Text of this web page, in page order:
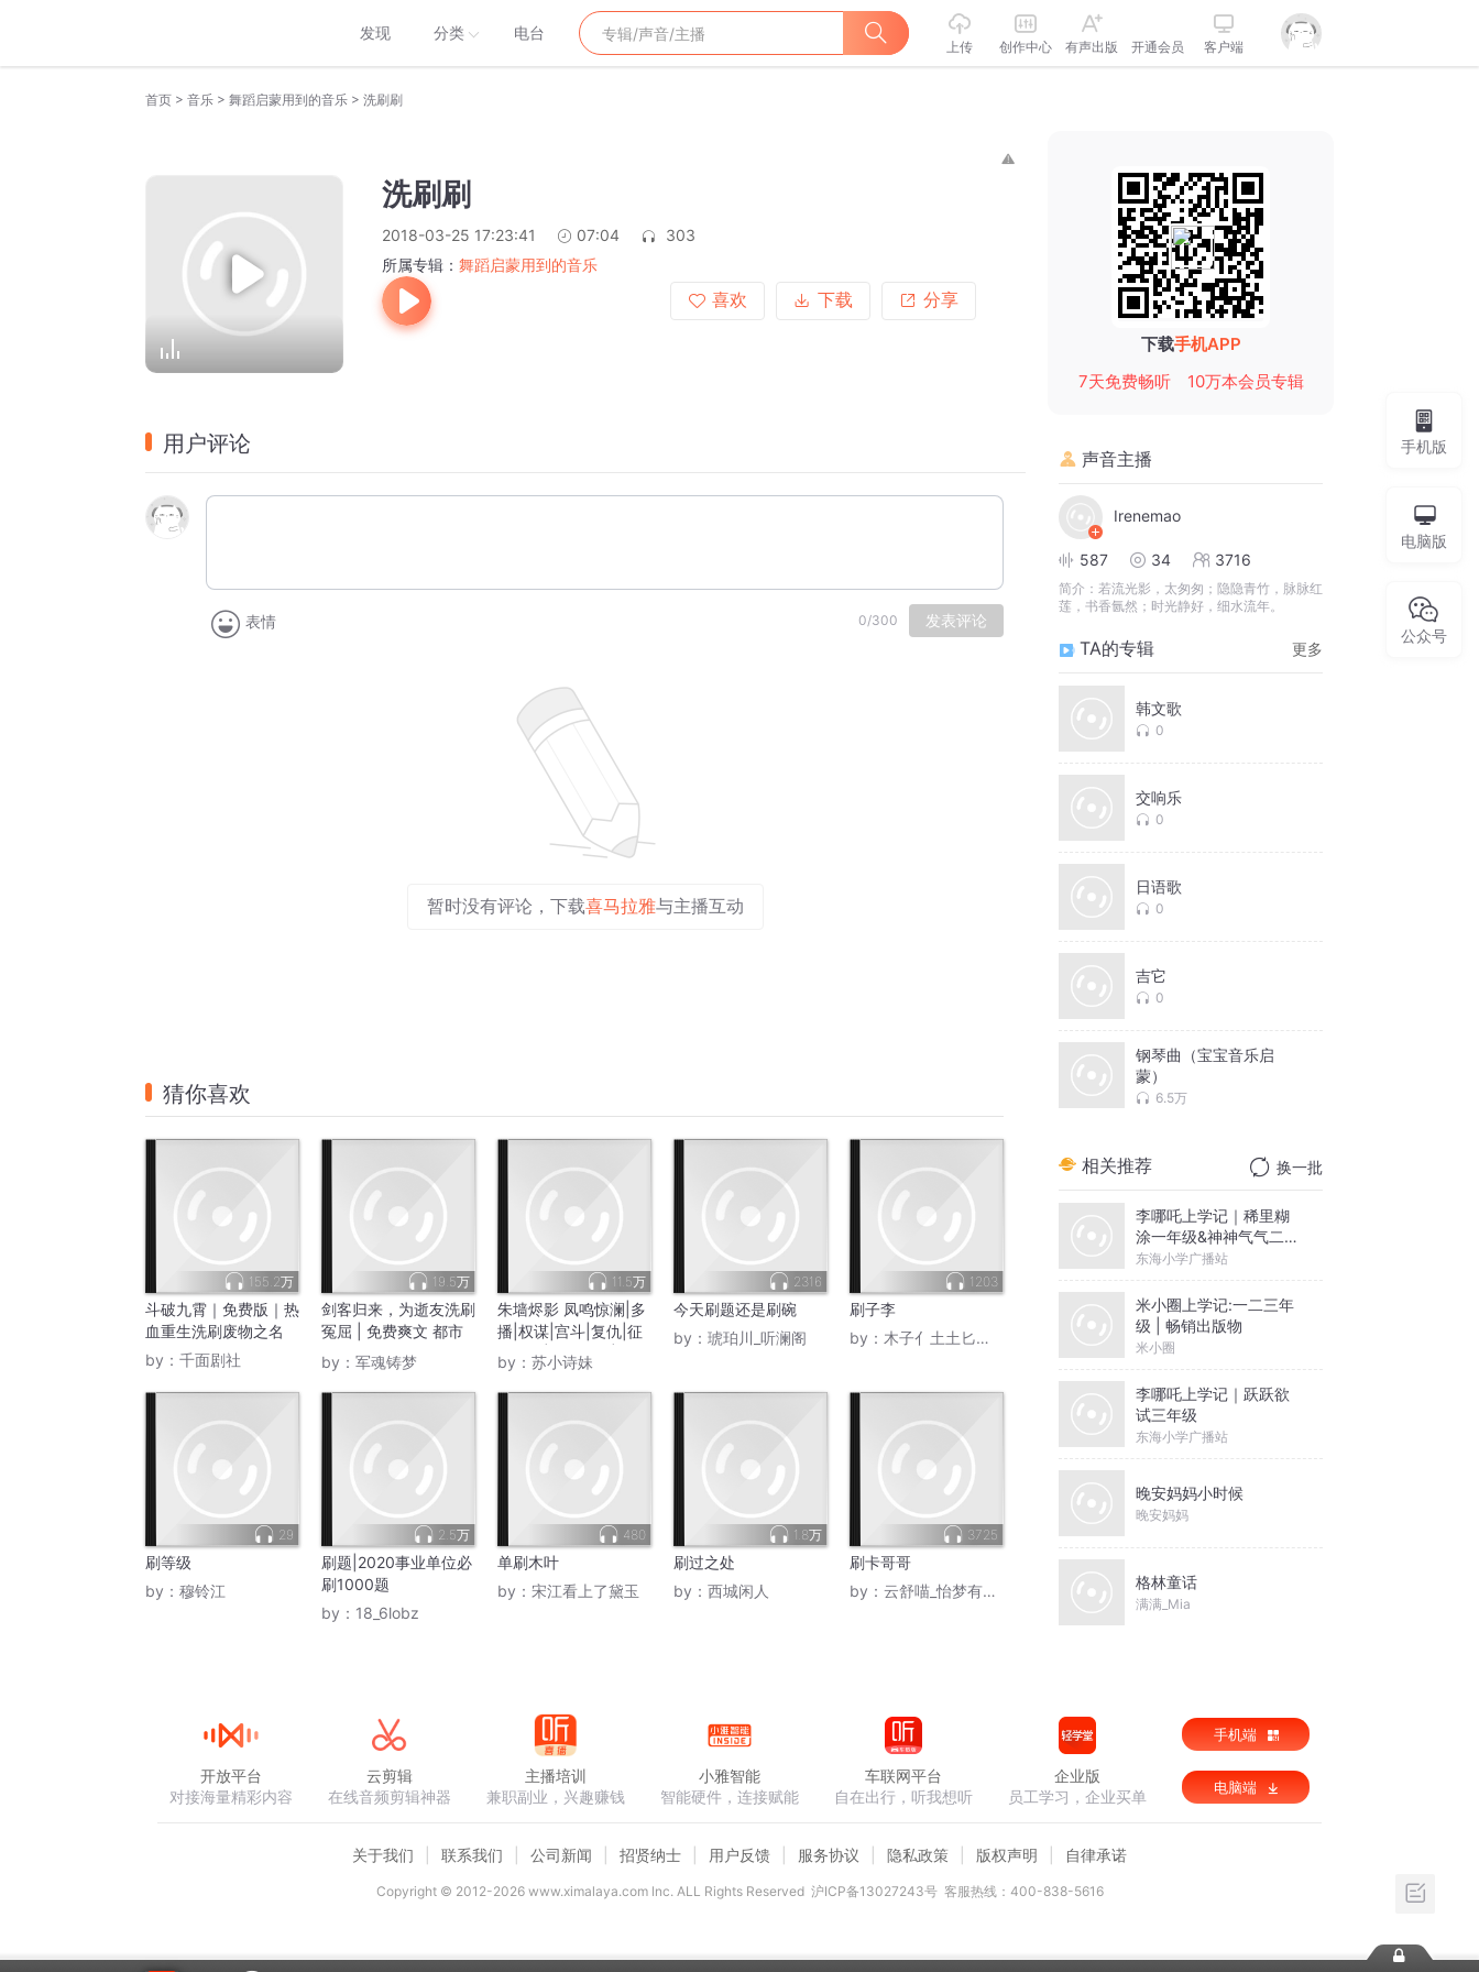
发现 分类 电台
上传 创作中心 有声出版 开通会员 客户端
首页 > 音乐 > 舞蹈启蒙用到的音乐 > 洗刷刷
洗刷刷
2018-03-25 17:23:41 07:04
303
所属专辑： 舞蹈启蒙用到的音乐
喜欢
下载 分享
用户评论
表情 0/300 发表评论
暂时没有评论，下载喜马拉雅与主播互动
猜你喜欢
155.2万
斗破九霄｜免费版｜热
血重生洗刷废物之名
by： 千面剧社
19.5万
剑客归来，为逝友洗刷
冤屈 | 免费爽文 都市
兵王
by： 军魂铸梦
11.5万
朱墙烬影 凤鸣惊澜|多
播|权谋|宫斗|复仇|征
战沙场|洗刷冤屈|功成
身退|
by： 苏小诗妹
2316
今天刷题还是刷碗
by： 琥珀川_听澜阁
1203
刷子李
by： 木子亻土土匕禾页
29
刷等级
by： 穆铃江
2.5万
刷题|2020事业单位必
刷1000题
by： 18_6lobz
480
单刷木叶
by： 宋江看上了黛玉
1.8万
刷过之处
by： 西城闲人
3725
刷卡哥哥
by： 云舒喵_怡梦有声剧社
下载手机APP
7天免费畅听
10万本会员专辑
声音主播
Irenemao
587 34 3716
简介： 若流光影，太匆匆；隐隐青竹，脉脉红
莲，书香氤然；时光静好，细水流年。
TA的专辑 更多
韩文歌
0
交响乐
0
日语歌
0
吉它
0
钢琴曲（宝宝音乐启
蒙）
6.5万
相关推荐 换一批
李哪吒上学记｜稀里糊
涂一年级&神神气气二年
级
东海小学广播站
米小圈上学记:一二三年
级 | 畅销出版物
米小圈
李哪吒上学记｜跃跃欲
试三年级
东海小学广播站
晚安妈妈小时候
晚安妈妈
格林童话
满满_Mia
手机版
电脑版
公众号
开放平台
对接海量精彩内容
云剪辑
在线音频剪辑神器
主播培训
兼职副业，兴趣赚钱
小雅智能
智能硬件，连接赋能
车联网平台
自在出行，听我想听
企业版
员工学习，企业买单
手机端
电脑端
关于我们 联系我们 公司新闻 招贤纳士 用户反馈 服务协议 隐私政策 版权声明 自律承诺
Copyright © 2012-2026www.ximalaya.com lnc. ALL Rights Reserved 沪ICP备13027243号 客服热线：400-838-5616